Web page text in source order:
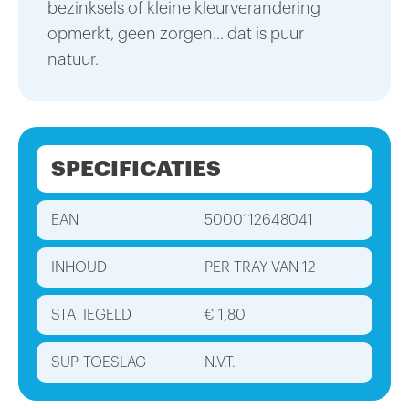
bezinksels of kleine kleurverandering
opmerkt, geen zorgen... dat is puur
natuur.
SPECIFICATIES
EAN 5000112648041
INHOUD PER TRAY VAN 12
STATIEGELD € 1,80
SUP-TOESLAG N.V.T.